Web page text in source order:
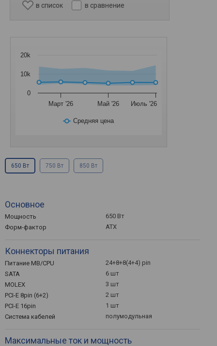
в список в сравнение
Средняя цена
Март '26 Май '26 Июль '26
0
10k
20k
650 Вт 750 Вт 850 Вт
Основное
Мощность
650 Вт
Форм-фактор
ATX
Коннекторы питания
Питание MB/CPU
24+8+8(4+4) pin
SATA
6 шт
MOLEX
3 шт
PCI-E 8pin (6+2)
2 шт
PCI-E 16pin
1 шт
Система кабелей
полумодульная
Максимальные ток и мощность